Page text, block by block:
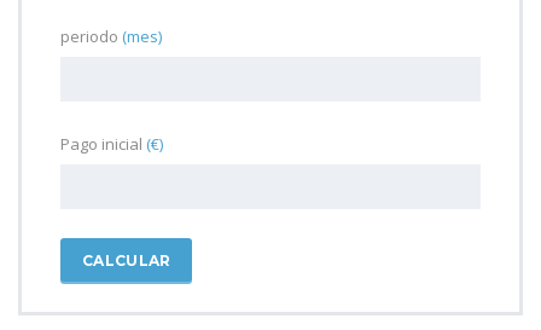
periodo (mes)
Pago inicial (€)
CALCULAR